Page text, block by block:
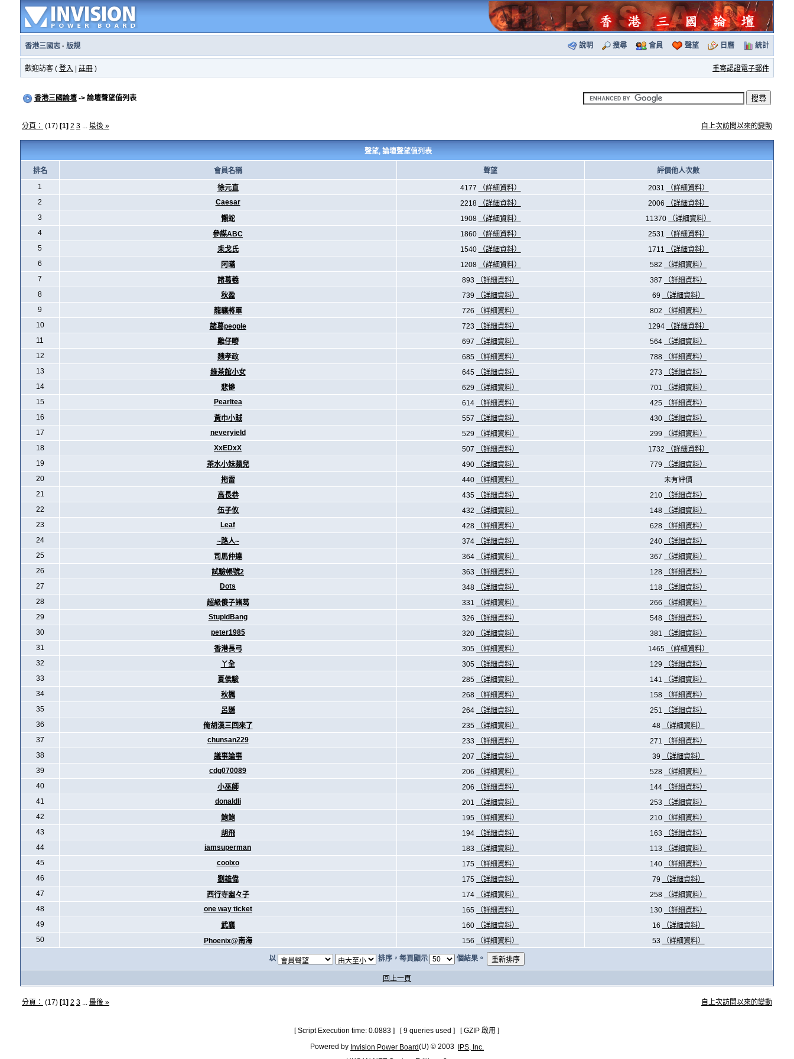
香港三國志· 版規 說明 搜尋 會員 聲望 日曆 統計
歡迎訪客 ( 登入 註冊) 重寄認證電子郵件
香港三國論壇-> 論壇聲望值列表
分頁： (17) [1] 2 3... 最後 » 自上次訪問以來的變動
聲望, 論壇聲望值列表
排名 會員名稱 聲望
評價他人次數
1
徐元直 4177 （詳細資料） 2031
（詳細資料）
2
Caesar 2218 （詳細資料） 2006
（詳細資料）
3
懶蛇 1908 （詳細資料） 11370
（詳細資料）
4
參謀ABC 1860 （詳細資料） 2531
（詳細資料）
5
耒戈氏 1540 （詳細資料） 1711
（詳細資料）
6
阿暪 1208 （詳細資料） 582
（詳細資料）
7
諸葛羲 893 （詳細資料） 387
（詳細資料）
8
秋盈 739 （詳細資料） 69
（詳細資料）
9
龍驤將軍 726 （詳細資料） 802
（詳細資料）
10
諸葛people 723 （詳細資料） 1294
（詳細資料）
11
雞仔嘜 697 （詳細資料） 564
（詳細資料）
12
魏孝政 685 （詳細資料） 788
（詳細資料）
13
綠茶館小女 645 （詳細資料） 273
（詳細資料）
14
悲慘 629 （詳細資料） 701
（詳細資料）
15
Pearltea 614 （詳細資料） 425
（詳細資料）
16
黃巾小賊 557 （詳細資料） 430
（詳細資料）
17
neveryield 529 （詳細資料） 299
（詳細資料）
18
XxEDxX 507 （詳細資料） 1732
（詳細資料）
19
茶水小妹蘋兒 490 （詳細資料） 779
（詳細資料）
20
拖雷 440 （詳細資料）
未有評價
21
高長恭 435 （詳細資料） 210
（詳細資料）
22
伍子攸 432 （詳細資料） 148
（詳細資料）
23
Leaf 428 （詳細資料） 628
（詳細資料）
24
~路人~ 374 （詳細資料） 240
（詳細資料）
25
司馬仲達 364 （詳細資料） 367
（詳細資料）
26
試驗帳號2 363 （詳細資料） 128
（詳細資料）
27
Dots 348 （詳細資料） 118
（詳細資料）
28
超級傻子諸葛 331 （詳細資料） 266
（詳細資料）
29
StupidBang 326 （詳細資料） 548
（詳細資料）
30
peter1985 320 （詳細資料） 381
（詳細資料）
31
香港長弓 305 （詳細資料） 1465
（詳細資料）
32
丫全 305 （詳細資料） 129
（詳細資料）
33
夏侯駿 285 （詳細資料） 141
（詳細資料）
34
秋楓 268 （詳細資料） 158
（詳細資料）
35
呂遜 264 （詳細資料） 251
（詳細資料）
36
俺胡漢三回來了 235 （詳細資料） 48
（詳細資料）
37
chunsan229 233 （詳細資料） 271
（詳細資料）
38
議事論事 207 （詳細資料） 39
（詳細資料）
39
cdg070089 206 （詳細資料） 528
（詳細資料）
40
小巫師 206 （詳細資料） 144
（詳細資料）
41
donaldli 201 （詳細資料） 253
（詳細資料）
42
鮑鮑 195 （詳細資料） 210
（詳細資料）
43
胡飛 194 （詳細資料） 163
（詳細資料）
44
iamsuperman 183 （詳細資料） 113
（詳細資料）
45
coolxo 175 （詳細資料） 140
（詳細資料）
46
劉雄偉 175 （詳細資料） 79
（詳細資料）
47
西行寺幽々子 174 （詳細資料） 258
（詳細資料）
48
one way ticket 165 （詳細資料） 130
（詳細資料）
49
武襄 160 （詳細資料） 16
（詳細資料）
50
Phoenix@南海 156 （詳細資料） 53 （詳細資料）
以 排序，每頁顯示 個結果。
回上一頁
分頁： (17) [1] 2 3... 最後 » 自上次訪問以來的變動
[ Script Execution time: 0.0883 ] [ 9 queries used ] [ GZIP 啟用 ]
Powered by Invision Power Board(U) © 2003
IPS, Inc.